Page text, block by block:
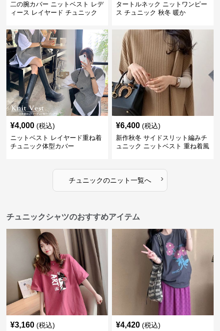
二の腕カバー ニットベスト レデ
ィース レイヤード チュニック
タートルネック ニットワンピー
ス チュニック 秋冬 暖か
¥4,000 (税込)
ニットベスト レイヤード重ね着
チュニック体型カバー
¥6,400 (税込)
新作秋冬 サイドスリット編みチ
ュニック ニットベスト 重ね着風
チュニックのニット一覧へ ›
チュニックシャツのおすすめアイテム
¥3,160 (税込) ¥4,420 (税込)